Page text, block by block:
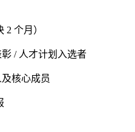
2 个月）
/ 人才计划入选者
核心成员